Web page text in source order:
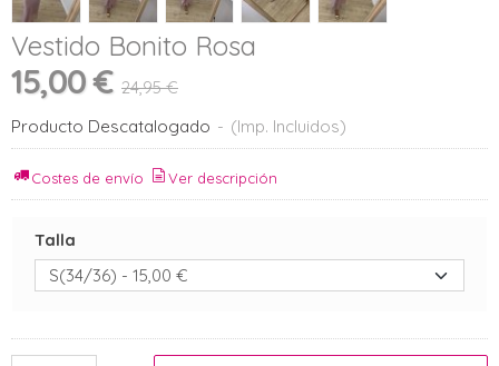
Vestido Bonito Rosa
15,00 € 24,95 €
Producto Descatalogado - (Imp. Incluidos)
Costes de envío Ver descripción
Talla